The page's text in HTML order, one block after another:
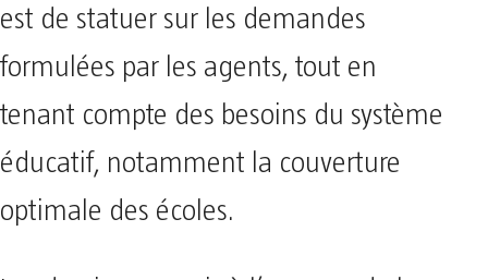
est de statuer sur les demandes
formulées par les agents, tout en
tenant compte des besoins du système
éducatif, notamment la couverture
optimale des écoles.